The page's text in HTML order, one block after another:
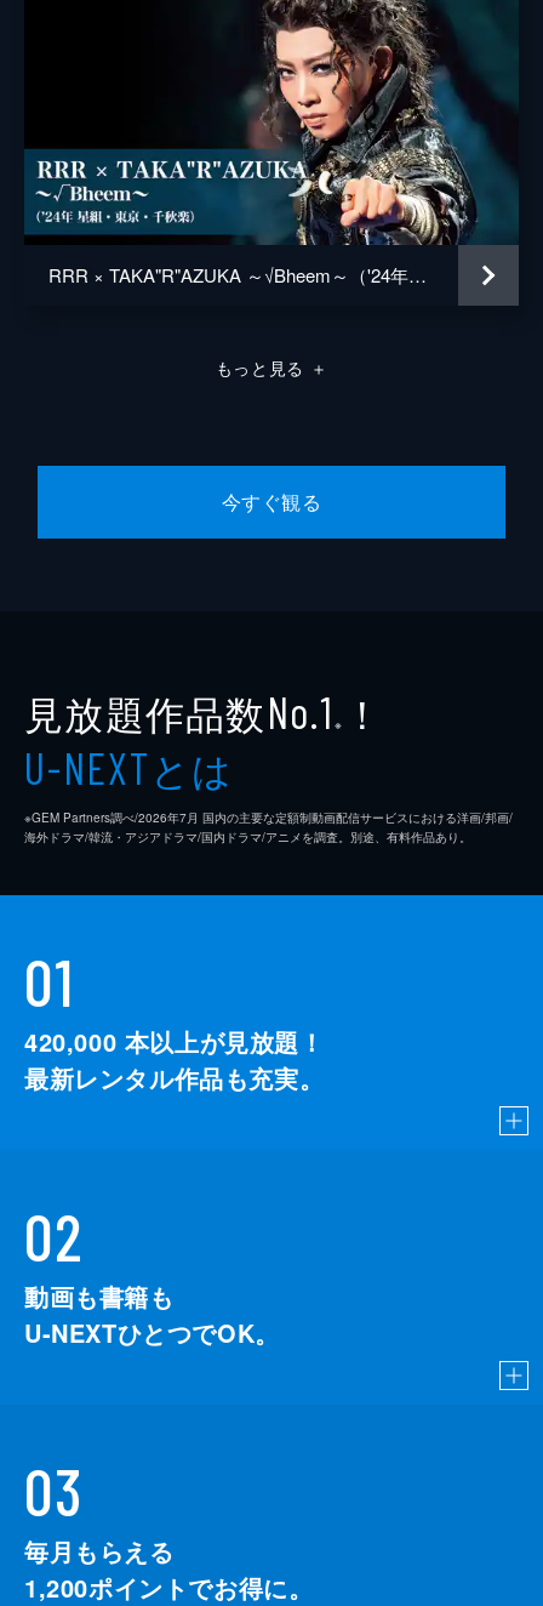
RRR × TAKA"R"AZUKA ～√Bheem～（'24年星組・東京・千秋楽）
もっと見る ＋
今すぐ観る
見放題作品数No.1 ※ ！
U-NEXTとは
※GEM Partners調べ/2026年7⽉ 国内の主要な定額制動画配信サービスにおける洋画/邦画/
海外ドラマ/韓流・アジアドラマ/国内ドラマ/アニメを調査。別途、有料作品あり。
01
420,000 本以上が見放題！
最新レンタル作品も充実。
02
動画も書籍も
U-NEXTひとつでOK。
03
毎月もらえる
1,200ポイントでお得に。